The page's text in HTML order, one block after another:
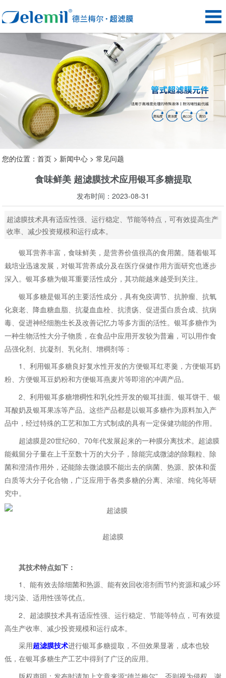
您的位置：首页 > 新闻中心 >常见问题
食味鲜美 超滤膜技术应用银耳多糖提取
发布时间：2023-08-31
超滤膜技术具有适应性强、运行稳定、节能等特点，可有效提高生产
收率、减少投资规模和运行成本。
银耳营养丰富，食味鲜美，是营养价值很高的食用菌。随着银耳
栽培业迅速发展，对银耳营养成分及在医疗保健作用方面研究也逐步
深入。银耳多糖为银耳重要活性成分，其功能越来越受到关注。
银耳多糖是银耳的主要活性成分，具有免疫调节、抗肿瘤、抗氧
化衰老、降血糖血脂、抗凝血血栓、抗溃疡、促进蛋白质合成、抗病
毒、促进神经细胞生长及改善记忆力等多方面的活性。银耳多糖作为
一种生物活性大分子物质，在食品中应用开发较为普遍，可以用作食
品强化剂、抗凝剂、乳化剂、增稠剂等：
1、利用银耳多糖良好复水性开发的方便银耳红枣羹，方便银耳奶
粉、方便银耳豆奶粉和方便银耳燕麦片等即溶的冲调产品。
2、利用银耳多糖增稠性和乳化性开发的银耳挂面、银耳饼干、银
耳酸奶及银耳果冻等产品。这些产品都是以银耳多糖作为原料加入产
品中，经过特殊的工艺和加工方式制成的具有一定保健功能的作用。
超滤膜是20世纪60、70年代发展起来的一种膜分离技术。超滤膜
能截留分子量在上千至数十万的大分子，除能完成微滤的除颗粒、除
菌和澄清作用外，还能除去微滤膜不能出去的病菌、热源、胶体和蛋
白质等大分子化合物，广泛应用于各类多糖的分离、浓缩、纯化等研
究中。
超滤膜
其技术特点如下：
1、能有效去除细菌和热源、能有效回收溶剂而节约资源和减少环
境污染、适用性强等优点。
2、超滤膜技术具有适应性强、运行稳定、节能等特点，可有效提
高生产收率、减少投资规模和运行成本。
采用超滤膜技术进行银耳多糖提取，不但效果显著，成本也较
低，在银耳多糖生产工艺中得到了广泛的应用。